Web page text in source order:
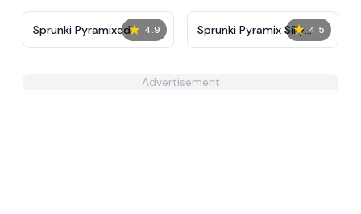
★ 4.9
Sprunki Pyramixed ★ 4.5
Sprunki Pyramix Silly
Edition
Advertisement